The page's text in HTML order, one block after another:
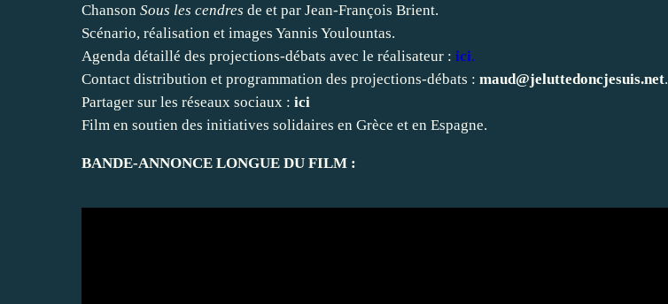
Chanson Sous les cendres de et par Jean-François Brient.
Scénario, réalisation et images Yannis Youlountas.
Agenda détaillé des projections-débats avec le réalisateur : ici.
Contact distribution et programmation des projections-débats : maud@jeluttedoncjesuis.net.
Partager sur les réseaux sociaux : ici
Film en soutien des initiatives solidaires en Grèce et en Espagne.
BANDE-ANNONCE LONGUE DU FILM :